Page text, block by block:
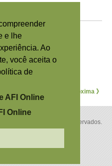
Próxima 》
Todos os direitos reservados.
Política de Cookies
Top
e lhe
Ao
você aceita o
de
AFI Online
Online